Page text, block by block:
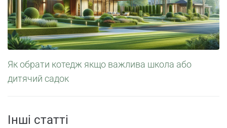
Як обрати котедж якщо важлива школа або
дитячий садок
Інші статті